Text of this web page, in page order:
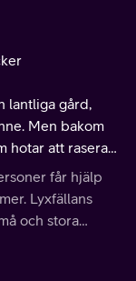
lantliga gård,
Men bakom
hotar att rasera
får hjälp
Lyxfällans
och stora